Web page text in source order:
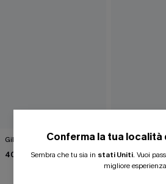
Gilet bianco Wrap It Up
40,00 €
Abito
46,00 €
Conferma la tua località
Sembra che tu sia in stati Uniti. Vuoi
migliore